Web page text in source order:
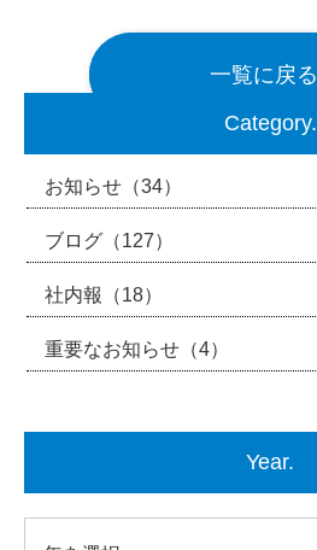
一覧に戻る
Category.
お知らせ （34）
ブログ （127）
社内報 （18）
重要なお知らせ （4）
Year.